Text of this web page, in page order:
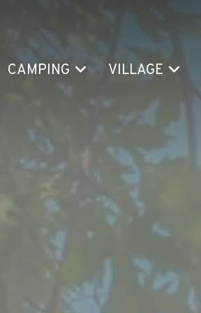
CAMPING VILLAGE